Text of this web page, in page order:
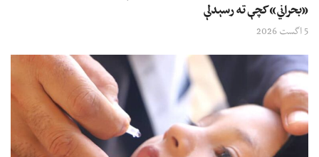
«بحراني» کچې ته رسېدلې
5 اگست 2026